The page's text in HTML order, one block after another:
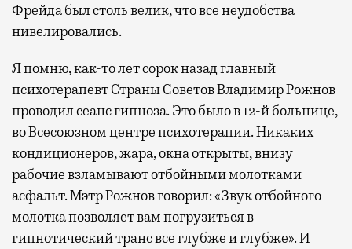
Фрейда был столь велик, что все неудобства
нивелировались.
Я помню, как-то лет сорок назад главный
психотерапевт Страны Советов Владимир Рожнов
проводил сеанс гипноза. Это было в 12-й больнице,
во Всесоюзном центре психотерапии. Никаких
кондиционеров, жара, окна открыты, внизу
рабочие взламывают отбойными молотками
асфальт. Мэтр Рожнов говорил: «Звук отбойного
молотка позволяет вам погрузиться в
гипнотический транс все глубже и глубже». И